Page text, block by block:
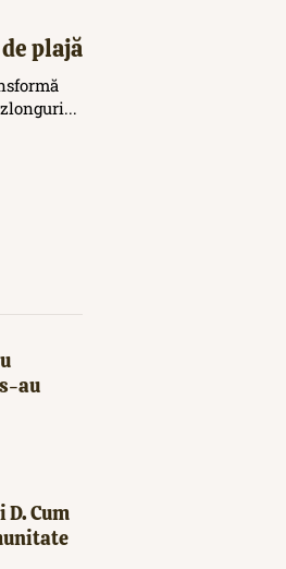
plajă
au
Cum